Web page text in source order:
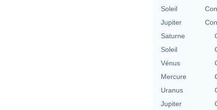
Soleil
Jupiter
Saturne
Soleil
Vénus
Mercure
Uranus
Jupiter